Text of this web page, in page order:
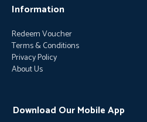
Information
Redeem Voucher
Terms & Conditions
Privacy Policy
About Us
Download Our Mobile App